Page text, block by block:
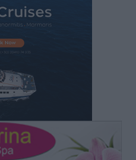
στα ελληνικά νησιά»:
για διακοπές
Η Ρόδος έγραψε μια